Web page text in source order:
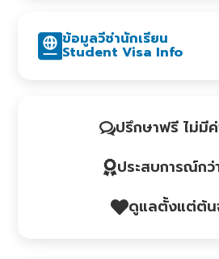
ข้อมูลวีซ่านักเรียน
Student Visa Info
ปรึกษาฟรี ไม่มีค่
ประสบการณ์กว่
ดูแลตั้งแต่ต้น